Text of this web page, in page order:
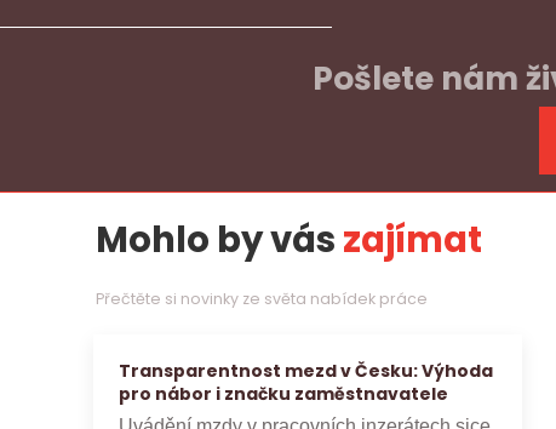
Pošlete nám
Mohlo by vászajímat
Přečtěte si novinky ze světa nabídek práce
Transparentnost mezd v Česku: Výhoda
pro nábor i značku zaměstnavatele